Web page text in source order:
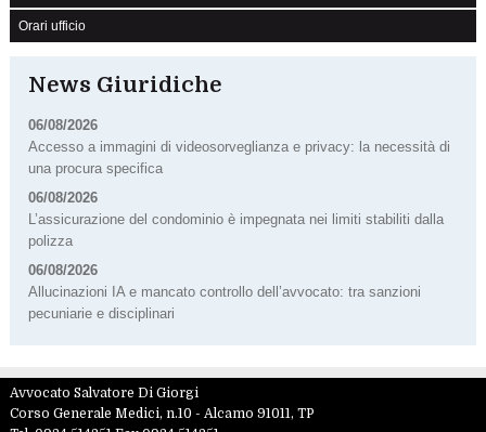
Orari ufficio
News Giuridiche
06/08/2026
Accesso a immagini di videosorveglianza e privacy: la necessità di
una procura specifica
06/08/2026
L’assicurazione del condominio è impegnata nei limiti stabiliti dalla
polizza
06/08/2026
Allucinazioni IA e mancato controllo dell’avvocato: tra sanzioni
pecuniarie e disciplinari
Avvocato Salvatore Di Giorgi
Corso Generale Medici, n.10 - Alcamo 91011, TP